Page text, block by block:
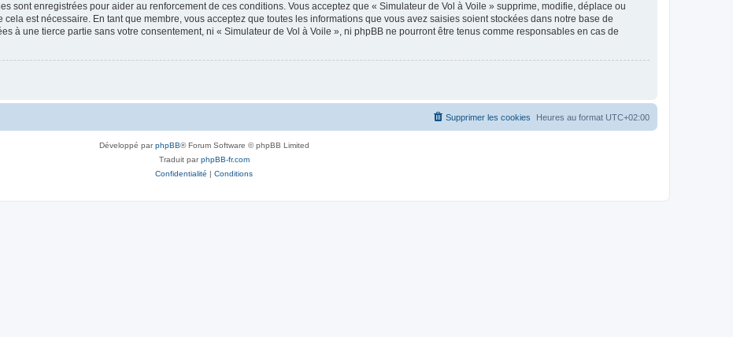
sont enregistrées pour aider au renforcement de ces conditions. Vous acceptez que « Simulateur de Vol à Voile » supprime, modifie, déplace ou
est nécessaire. En tant que membre, vous acceptez que toutes les informations que vous avez saisies soient stockées dans notre base de
à une tierce partie sans votre consentement, ni « Simulateur de Vol à Voile », ni phpBB ne pourront être tenus comme responsables en cas de
Heures au format UTC+02:00
Supprimer les cookies
Développé parphpBB® Forum Software © phpBB Limited
Traduit parphpBB-fr.com
Confidentialité | Conditions